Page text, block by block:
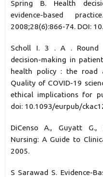
Spring B. Health
evidence-based
2008;28(6):866-74. DOI:
Scholl I. 3 . A . Round
decision-making in
health policy : the road
Quality of COVID-19
ethical implications for
doi: 10.1093/eurpub/
DiCenso A., Guyatt G.,
Nursing: A Guide to
2005.
S Sarawad S. Evidence-